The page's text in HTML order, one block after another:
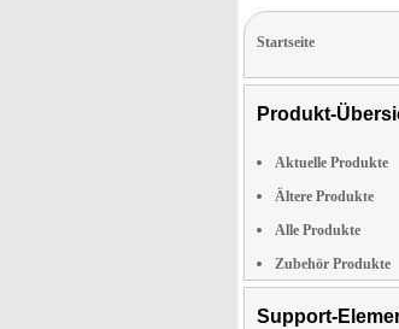
Startseite
Produkt-
Aktuelle Produkte
Ältere Produkte
Alle Produkte
Zubehör Produkte
Support-